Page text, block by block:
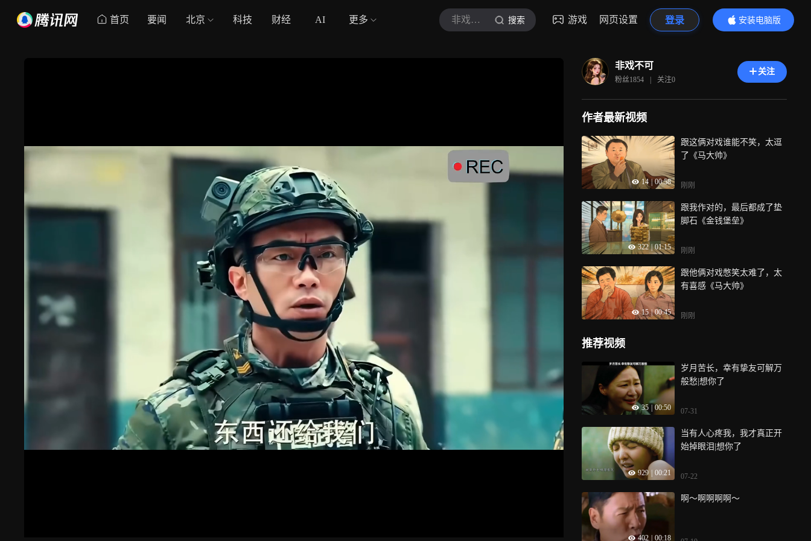
首页 要闻 北京 科技 财经 AI 更多 非戏不可 搜索 游戏 网页设置 登录
安装电脑版
内容更精彩
非戏不可
粉丝1854 | 关注0
关注
作者最新视频
14 | 00:58
跟这俩对戏谁能不笑，太逗
了《马大帅》
刚刚
322 | 01:15
跟我作对的，最后都成了垫
脚石《金钱堡垒》
刚刚
15 | 00:45
跟他俩对戏憋笑太难了，太
有喜感《马大帅》
刚刚
推荐视频
35 00:50
岁月苦长，幸有挚友可解万
般愁|想你了
07-31
929 00:21
当有人心疼我，我才真正开
始掉眼泪|想你了
07-22
402 00:18
啊～啊啊啊啊～